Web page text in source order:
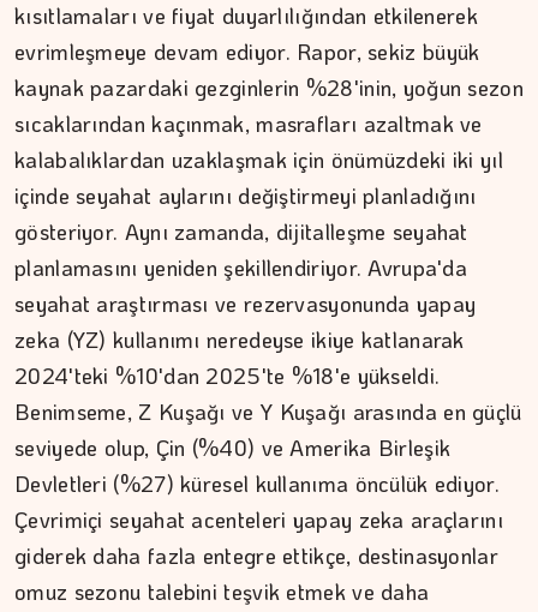
kısıtlamaları ve fiyat duyarlılığından etkilenerek
evrimleşmeye devam ediyor. Rapor, sekiz büyük
kaynak pazardaki gezginlerin %28'inin, yoğun sezon
sıcaklarından kaçınmak, masrafları azaltmak ve
kalabalıklardan uzaklaşmak için önümüzdeki iki yıl
içinde seyahat aylarını değiştirmeyi planladığını
gösteriyor. Aynı zamanda, dijitalleşme seyahat
planlamasını yeniden şekillendiriyor. Avrupa'da
seyahat araştırması ve rezervasyonunda yapay
zeka (YZ) kullanımı neredeyse ikiye katlanarak
2024'teki %10'dan 2025'te %18'e yükseldi.
Benimseme, Z Kuşağı ve Y Kuşağı arasında en güçlü
seviyede olup, Çin (%40) ve Amerika Birleşik
Devletleri (%27) küresel kullanıma öncülük ediyor.
Çevrimiçi seyahat acenteleri yapay zeka araçlarını
giderek daha fazla entegre ettikçe, destinasyonlar
omuz sezonu talebini teşvik etmek ve daha
DR. TANER EKİNCİ
Nefes, agni ve içsel denge